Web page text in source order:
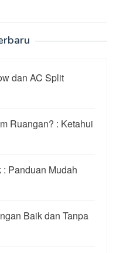
dan AC Split
Ruangan? : Ketahui
Panduan Mudah
Baik dan Tanpa